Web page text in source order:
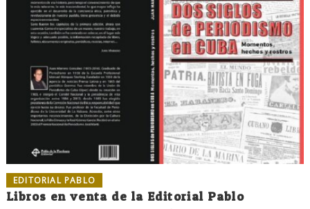
EDITORIAL PABLO
Libros en venta de la Editorial Pablo